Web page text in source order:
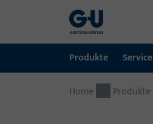
Produkte
Produkte
Service
Service
Über Uns
Karriere
Referenzen
Kontakt
Home Produkte